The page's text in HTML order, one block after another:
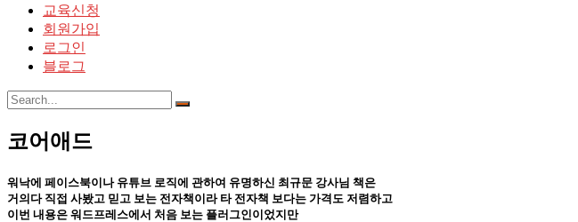
교육신청
회원가입
로그인
블로그
코어애드
워낙에 페이스북이나 유튜브 로직에 관하여 유명하신 최규문 강사님 책은
거의다 직접 사봤고 믿고 보는 전자책이라 타 전자책 보다는 가격도 저렴하고
이번 내용은 워드프레스에서 처음 보는 플러그인이었지만